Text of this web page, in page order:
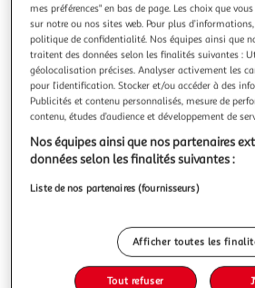
4.6 (16)
CELEBRATIONS
Assortiment de confiseries au
Celebrations est la proposition
moments de fête et de partage, en
amis. Une proposition unique : Des
confiserie de chocolat en 8
reconnues de tous.
272g
Vous voulez connaître le prix
mes préférences" en bas de page. Les choix que
sur notre ou nos sites web. Pour plus
politique de confidentialité. Nos équipes ainsi que
traitent des données selon les finalités suivantes :
géolocalisation précises. Analyser activement les
pour l’identification. Stocker et/ou accéder à des
Publicités et contenu personnalisés, mesure de
contenu, études d’audience et développement de
Nos équipes ainsi que nos partenaires
données selon les finalités suivantes :
Liste de nos partenaires (fournisseurs)
Afficher toutes les
Tout refuser